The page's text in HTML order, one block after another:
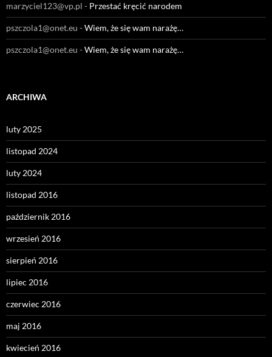
marzyciel123@vp.pl - Przestać kręcić narodem
pszczola1@onet.eu -Wiem, że się wam narażę…
pszczola1@onet.eu -Wiem, że się wam narażę…
ARCHIWA
luty 2025
listopad 2024
luty 2024
listopad 2016
październik 2016
wrzesień 2016
sierpień 2016
lipiec 2016
czerwiec 2016
maj 2016
kwiecień 2016